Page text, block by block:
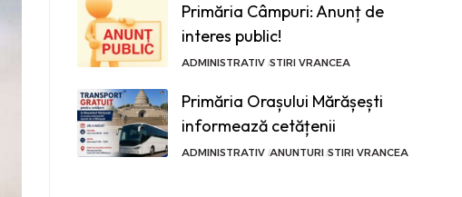
Primăria Câmpuri: Anunț de
interes public!
ADMINISTRATIV STIRI VRANCEA
Primăria Orașului Mărășești
informează cetățenii
ADMINISTRATIV ANUNTURI STIRI VRANCEA